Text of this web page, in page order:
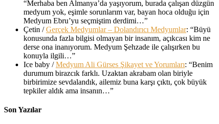
“Merhaba ben Almanya’da yaşıyorum, burada çalışan düzgün
medyum yok, eşimle sorunlarım var, bayan hoca olduğu için
Medyum Ebru’yu seçmiştim derdimi…”
Çetin /Gerçek Medyumlar – Dolandırıcı Medyumlar: “Büyü
konusunda fazla bilgisi olmayan bir insanım, açıkcası kim ne
derse ona inanıyorum. Medyum Şehzade ile çalışırken bu
konuyla ilgili…”
Ice baby /Medyum Ali Gürses Şikayet ve Yorumları: “Benim
durumum birazcık farklı. Uzaktan akrabam olan biriyle
birbirimize sevdalandık, ailemiz buna karşı çıktı, çok büyük
tepkiler aldık ama insanın…”
Son Yazılar